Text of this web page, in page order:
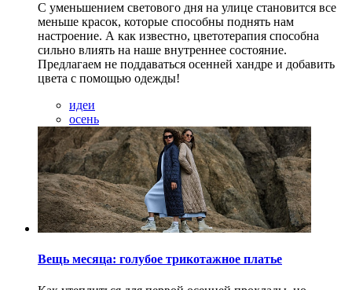
С уменьшением светового дня на улице становится все
меньше красок, которые способны поднять нам
настроение. А как известно, цветотерапия способна
сильно влиять на наше внутреннее состояние.
Предлагаем не поддаваться осенней хандре и добавить
цвета с помощью одежды!
идеи
осень
Вещь месяца: голубое трикотажное платье